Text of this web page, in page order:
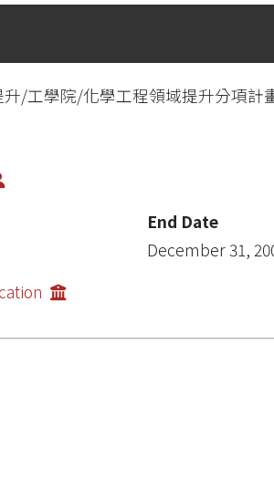
/工學院/化學工程領域提升分項計
End Date
December 31,